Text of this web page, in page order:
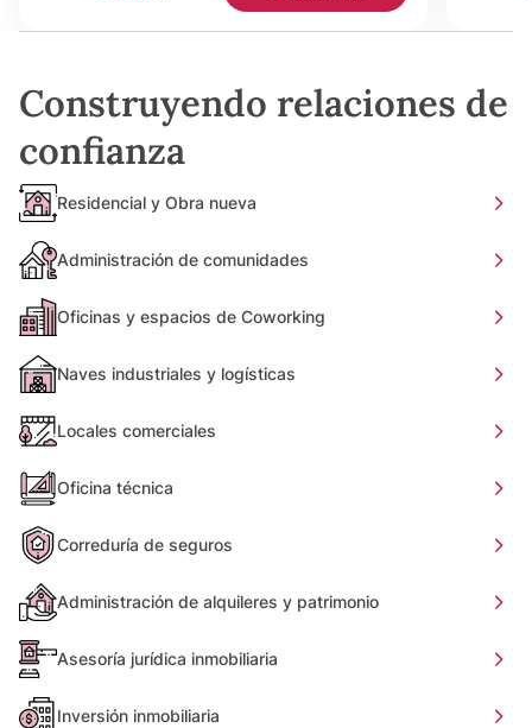
Construyendo relaciones de
confianza
Residencial y Obra nueva
Administración de comunidades
Oficinas y espacios de Coworking
Naves industriales y logísticas
Locales comerciales
Oficina técnica
Correduría de seguros
Administración de alquileres y patrimonio
Asesoría jurídica inmobiliaria
Inversión inmobiliaria